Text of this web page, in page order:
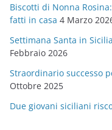
i
e
Biscotti di Nonna
fatti in casa 4 Marzo
Settimana Santa in
Febbraio 2026
Straordinario successo
Ottobre 2025
Due giovani siciliani